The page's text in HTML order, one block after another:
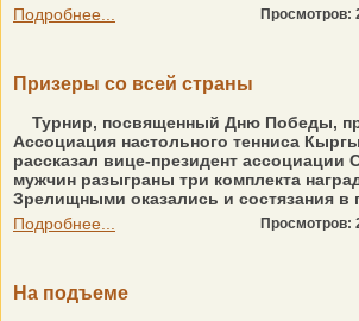
Подробнее...
Просмотров:
Призеры со всей страны
Турнир, посвященный Дню Победы,
Ассоциация настольного тенниса
рассказал вице-президент ассоциации
мужчин разыграны три комплекта
Зрелищными оказались и состязания в
Подробнее...
Просмотров:
На подъеме